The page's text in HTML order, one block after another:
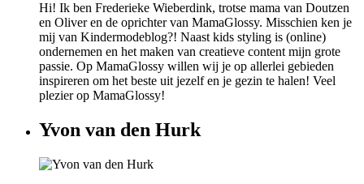
Hi! Ik ben Frederieke Wieberdink, trotse mama van Doutzen
en Oliver en de oprichter van MamaGlossy. Misschien ken je
mij van Kindermodeblog?! Naast kids styling is (online)
ondernemen en het maken van creatieve content mijn grote
passie. Op MamaGlossy willen wij je op allerlei gebieden
inspireren om het beste uit jezelf en je gezin te halen! Veel
plezier op MamaGlossy!
Yvon van den Hurk